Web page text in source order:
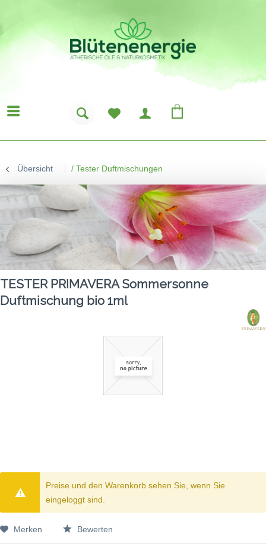
Übersicht / Tester Duftmischungen
TESTER PRIMAVERA Sommersonne
Duftmischung bio 1ml
Preise und den Warenkorb sehen Sie, wenn Sie
eingeloggt sind.
Merken Bewerten